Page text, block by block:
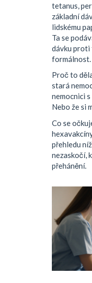
tetanus,
základní
lidskému
Ta se
dávku proti
formálnost.
Proč to
stará
nemocnici
Nebo že si
Co se
přehledu
nezaskočí,
přehánění.